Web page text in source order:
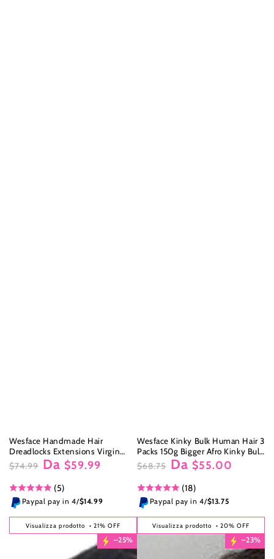
Wesface Handmade Hair
Dreadlocks Extensions Virgin
Braid Pack Human Hair
regolare
$74.99
prezzo
di
Da $59.99
(5)
Paypal pay in 4/$14.99
Visualizza prodotto • 21% OFF
Wesface Kinky Bulk Human Hair 3
Packs 150g Bigger Afro Kinky Bulk
For Braiding DreadLock
regolare
$68.75
prezzo
di
Da $55.00
(18)
Paypal pay in 4/$13.75
Visualizza prodotto • 20% OFF
–25% –23%